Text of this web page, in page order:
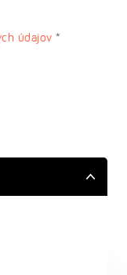
údajov *